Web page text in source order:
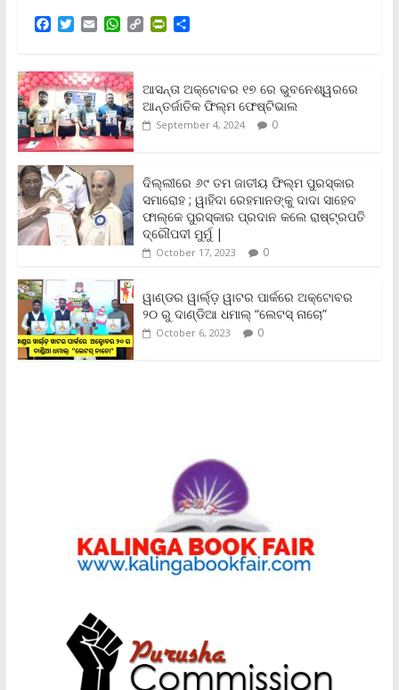
F
e
b
o
o
k
T
t
t
e
r
E
i
l
W
t
s
A
p
p
C
L
i
n
k
P
t
F
r
i
d
l
y
S
e
ଆସନ୍ତା ଅକ୍ଟୋବର ୧୭ ରେ ଭୁବନେଶ୍ୱରରେ
ଆନ୍ତର୍ଜାତିକ ଫିଲ୍ମ ଫେଷ୍ଟିଭାଲ
September 4, 2024 0
ଦିଲ୍ଲୀରେ ୬୯ ତମ ଜାତୀୟ ଫିଲ୍ମ ପୁରସ୍କାର
ସମାରୋହ ; ୱାହିଦା ରେହମାନଙ୍କୁ ଦାଦା ସାହେବ
ଫାଲ୍‌କେ ପୁରସ୍କାର ପ୍ରଦାନ କଲେ ରାଷ୍ଟ୍ରପତି
ଦ୍ରୌପଦୀ ମୁର୍ମୁ |
October 17, 2023 0
ୱାଣ୍ଡର ୱାର୍ଲ୍‌ଡ଼ ୱାଟର ପାର୍କରେ ଅକ୍ଟୋବର
୨୦ ରୁ ଦାଣ୍ଡିଆ ଧମାଲ୍ “ଲେଟସ୍ ନାଚୋ”
October 6, 2023 0